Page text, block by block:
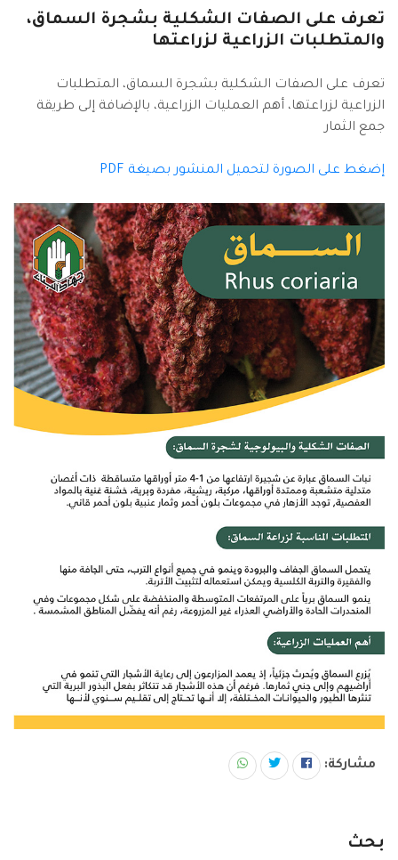
تعرف على الصفات الشكلية بشجرة السماق،
والمتطلبات الزراعية لزراعتها
تعرف على الصفات الشكلية بشجرة السماق، المتطلبات
الزراعية لزراعتها، أهم العمليات الزراعية، بالإضافة إلى طريقة
جمع الثمار
إضغط على الصورة لتحميل المنشور بصيغة PDF
مشاركة:
بحث